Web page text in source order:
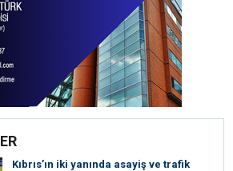
Kıbrıs’ın iki yanında asayiş ve trafik